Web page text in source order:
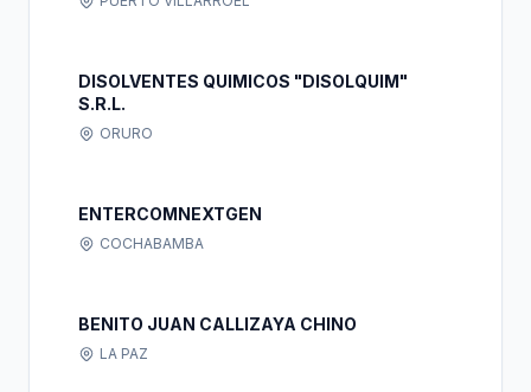
DISOLVENTES QUIMICOS "DISOLQUIM"
S.R.L.
ORURO
ENTERCOMNEXTGEN
COCHABAMBA
BENITO JUAN CALLIZAYA CHINO
LA PAZ